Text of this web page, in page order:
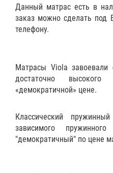
Данный матрас есть в
заказ можно сделать под
телефону.
Матрасы Viola завоевали
достаточно
«демократичной» цене.
Классический
зависимого
"демократичный" по цене